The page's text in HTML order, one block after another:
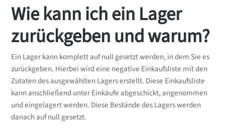
Wie kann ich ein Lager
zurückgeben und warum?
Ein Lager kann komplett auf null gesetzt werden, in dem Sie es
zurückgeben. Hierbei wird eine negative Einkaufsliste mit den
Zutaten des ausgewählten Lagers erstellt. Diese Einkaufsliste
kann anschließend unter Einkäufe abgeschickt, angenommen
und eingelagert werden. Diese Bestände des Lagers werden
danach auf null gesetzt.